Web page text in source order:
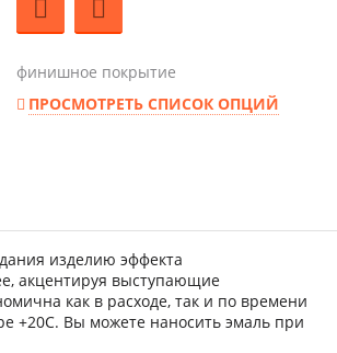
финишное покрытие
ПРОСМОТРЕТЬ СПИСОК ОПЦИЙ
изделию эффекта
акцентируя выступающие
как в расходе, так и по времени
+20С. Вы можете наносить эмаль при